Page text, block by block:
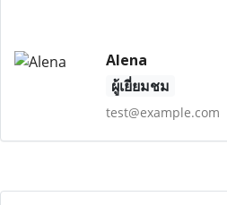
Alena
ผู้เยี่ยมชม
test@example.com